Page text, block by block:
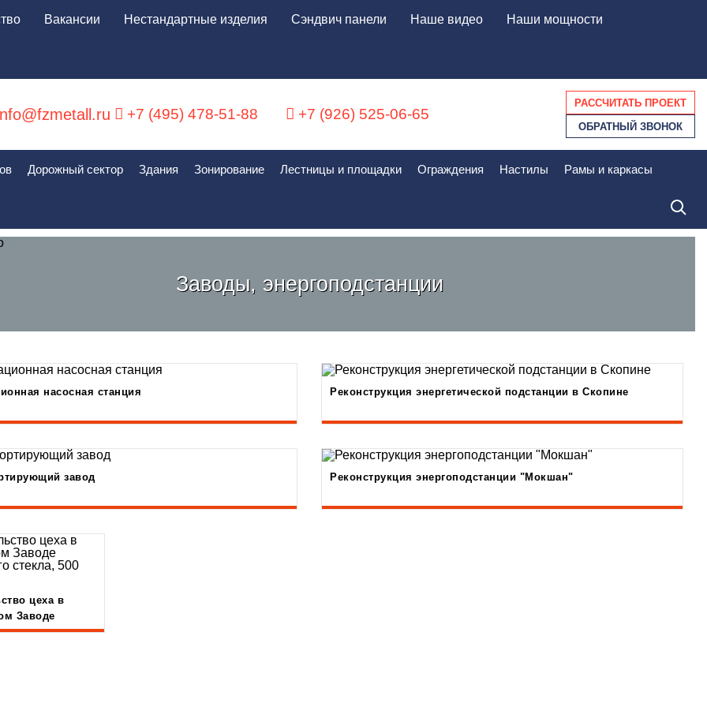
Вакансии Нестандартные изделия Сэндвич панели Наше видео Наши мощности
+7 (495) 478-51-88 +7 (926) 525-06-65
РАССЧИТАТЬ ПРОЕКТ
ОБРАТНЫЙ ЗВОНОК
Дорожный сектор Здания Зонирование Лестницы и площадки Ограждения Настилы Рамы и каркасы
Заводы, энергоподстанции
насосная станция Реконструкция энергетической подстанции в Скопине
завод Реконструкция энергоподстанции "Мокшан"
цеха в
Заводе
стекла, 500